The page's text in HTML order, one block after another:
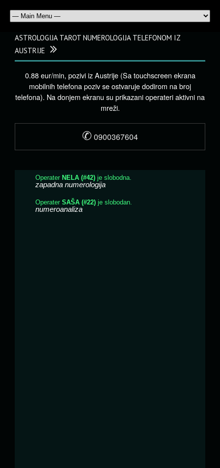
ASTROLOGIJA TAROT NUMEROLOGIJA TELEFONOM IZ
AUSTRIJE
0.88 eur/min, pozivi iz Austrije (Sa touchscreen ekrana
mobilnih telefona poziv se ostvaruje dodirom na broj
telefona). Na donjem ekranu su prikazani operateri aktivni na
mreži.
✆ 0900367604